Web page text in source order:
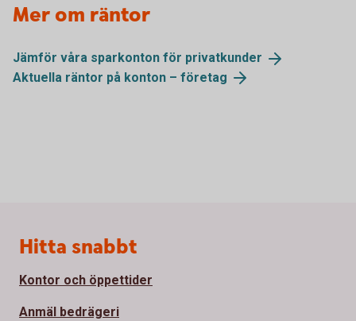
Mer om räntor
Jämför våra sparkonton för privatkunder
Aktuella räntor på konton – företag
Sidfot
Hitta snabbt
Kontor och öppettider
Anmäl bedrägeri